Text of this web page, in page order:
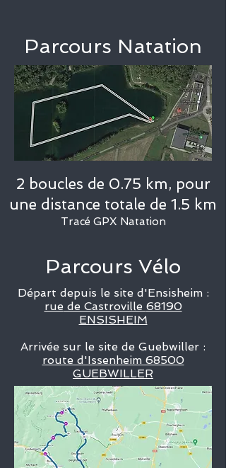
Parcours Natation
2 boucles de 0.75 km, pour
une distance totale de 1.5 km
Tracé GPX Natation
Parcours Vélo
Départ depuis le site d'Ensisheim :
ruede Castroville 68190
ENSISHEIM
Arrivée sur le site de Guebwiller :
route d'Issenheim 68500
GUEBWILLER